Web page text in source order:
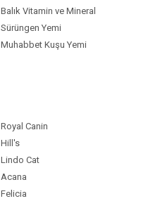
Balık Vitamin ve Mineral
Sürüngen Yemi
Muhabbet Kuşu Yemi
Royal Canin
Hill's
Lindo Cat
Acana
Felicia